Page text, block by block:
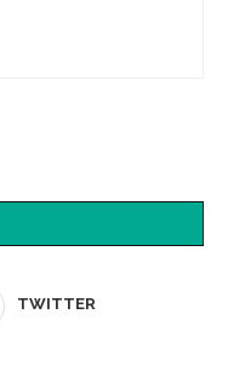
TWITTER